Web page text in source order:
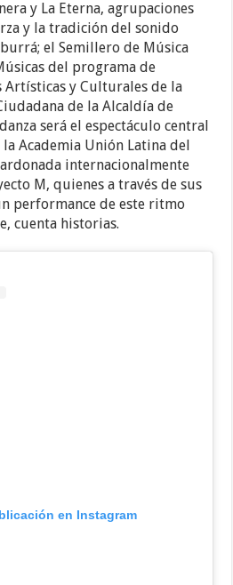
y La Eterna, agrupaciones
y la tradición del sonido
el Semillero de Música
del programa de
Artísticas y Culturales de la
de la Alcaldía de
será el espectáculo central
Academia Unión Latina del
internacionalmente
M, quienes a través de sus
performance de este ritmo
cuenta historias.
en Instagram